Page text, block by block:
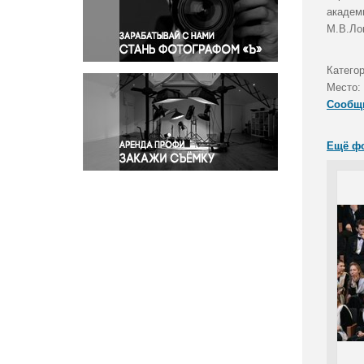
Правосудие
Происшествия и конфликты
Религия
Светская жизнь
Спорт
Экология
Экономика и бизнес
Место:
Ещё